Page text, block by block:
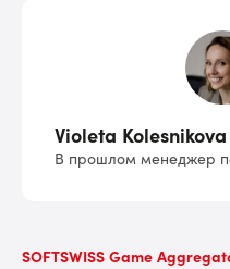
SOFTSWISS Game
Violeta Kolesnikova
В прошлом менеджер